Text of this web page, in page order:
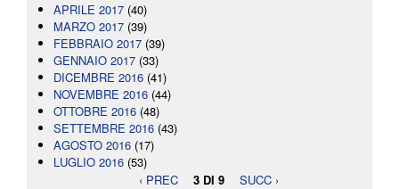
APRILE 2017 (40)
MARZO 2017 (39)
FEBBRAIO 2017 (39)
GENNAIO 2017 (33)
DICEMBRE 2016 (41)
NOVEMBRE 2016 (44)
OTTOBRE 2016 (48)
SETTEMBRE 2016 (43)
AGOSTO 2016 (17)
LUGLIO 2016 (53)
‹ PREC
3 DI 9 SUCC ›